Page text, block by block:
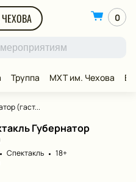
0
Труппа МХТ им. Чехова
(гаст...
Губернатор
Спектакль
18+